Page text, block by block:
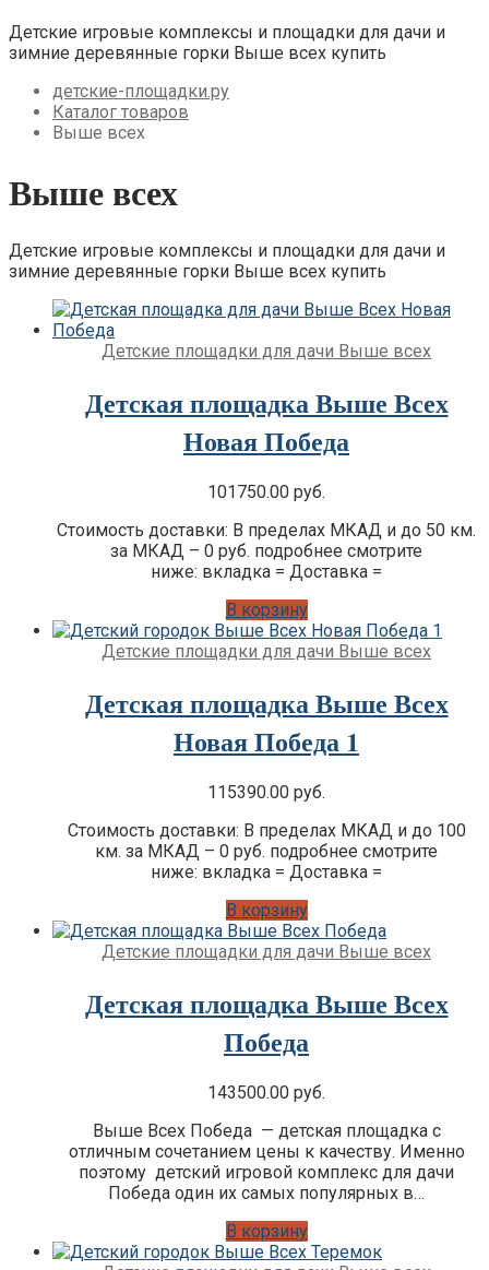
Детские площадки для дачи Вертикаль
Детские площадки для дачи Савушка
ЛЕСА серия СТАНДАРТ
Детские площадки Савушка Блэк
Детские площадки Савушка Блэк
Здоровья
Детские площадки Савушка Люкс
Детские площадки для дачи Babygarden
Детские площадки для дачи Igragrad
Премиум
Клубный домик
Детские площадки Савушка Тусун
Детские площадки для дачи Лес Чудес
Детские игровые комплексы и площадки для дачи и
зимние деревянные горки Выше всех купить
детские-площадки.ру
Каталог товаров
Выше всех
Выше всех
Детские игровые комплексы и площадки для дачи и
зимние деревянные горки Выше всех купить
Детские площадки для дачи Выше всех
Детская площадка Выше Всех
Новая Победа
101750.00 руб.
Стоимость доставки: В пределах МКАД и до 50 км.
за МКАД – 0 руб. подробнее смотрите
ниже: вкладка = Доставка =
В корзину
Детские площадки для дачи Выше всех
Детская площадка Выше Всех
Новая Победа 1
115390.00 руб.
Стоимость доставки: В пределах МКАД и до 100
км. за МКАД – 0 руб. подробнее смотрите
ниже: вкладка = Доставка =
В корзину
Детские площадки для дачи Выше всех
Детская площадка Выше Всех
Победа
143500.00 руб.
Выше Всех Победа — детская площадка с
отличным сочетанием цены к качеству. Именно
поэтому детский игровой комплекс для дачи
Победа один их самых популярных в…
В корзину